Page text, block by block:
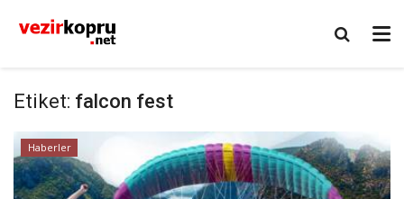
Etiket: falcon fest
Haberler